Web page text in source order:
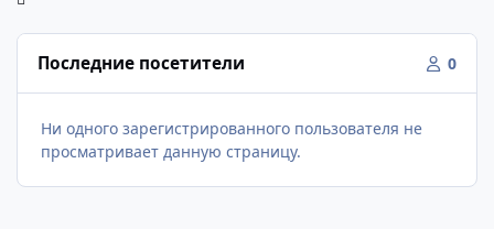
Последние посетители 0
Ни одного зарегистрированного пользователя не
просматривает данную страницу.